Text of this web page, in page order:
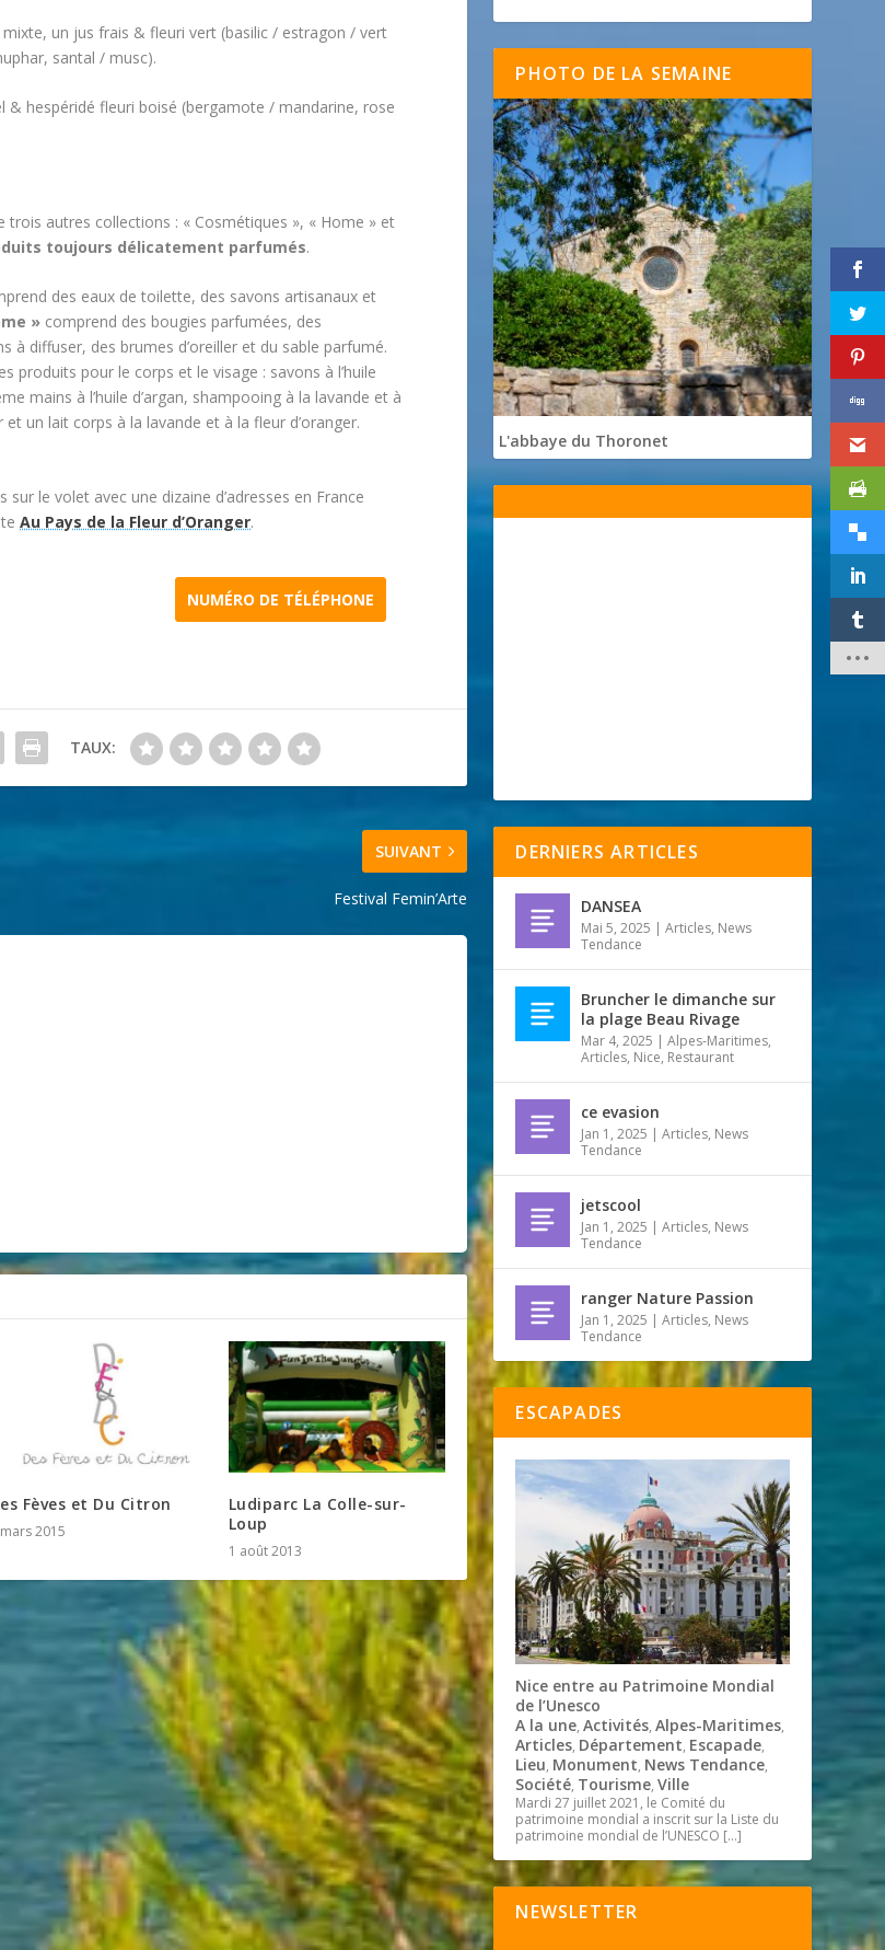
un jus frais & fleuri vert (basilic / estragon / vert
santal / musc).
& hespéridé fleuri boisé (bergamote / mandarine, rose
trois autres collections : « Cosmétiques », « Home » et
toujours délicatement parfumés.
des eaux de toilette, des savons artisanaux et
» comprend des bougies parfumées, des
à diffuser, des brumes d’oreiller et du sable parfumé.
produits pour le corps et le visage : savons à l’huile
mains à l’huile d’argan, shampooing à la lavande et à
un lait corps à la lavande et à la fleur d’oranger.
le volet avec une dizaine d’adresses en France
Au Pays de la Fleur d’Oranger.
NUMÉRO DE TÉLÉPHONE
TAUX:
SUIVANT
Festival Femin’Arte
Fèves et Du Citron
2015
Ludiparc La Colle-sur-
Loup
1 août 2013
PHOTO DE LA SEMAINE
L'abbaye du Thoronet
DERNIERS ARTICLES
DANSEA
Mai 5, 2025 |Articles, News
Tendance
Bruncher le dimanche sur
la plage Beau Rivage
Mar 4, 2025 |Alpes-Maritimes,
Articles, Nice, Restaurant
ce evasion
Jan 1, 2025 |Articles, News
Tendance
jetscool
Jan 1, 2025 |Articles, News
Tendance
ranger Nature Passion
Jan 1, 2025 |Articles, News
Tendance
ESCAPADES
Nice entre au Patrimoine Mondial
de l’Unesco
A la une,Activités,Alpes-Maritimes,
Articles, Département, Escapade,
Lieu, Monument, News Tendance,
Société, Tourisme,Ville
Mardi 27 juillet 2021, le Comité du
patrimoine mondial a inscrit sur la Liste du
patrimoine mondial de l’UNESCO […]
NEWSLETTER